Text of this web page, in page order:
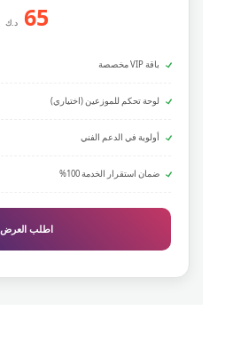
65 د.ك
باقة VIP مخصصة
لوحة تحكم للموزعين (اختياري)
أولوية في الدعم الفني
ضمان استقرار الخدمة 100%
اطلب العرض